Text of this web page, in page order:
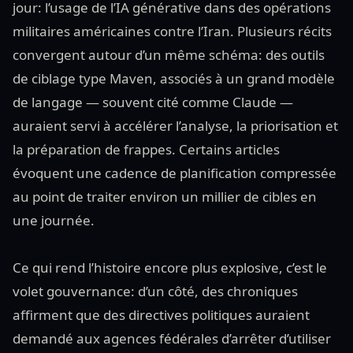
jour: l’usage de l’IA générative dans des opérations
militaires américaines contre l’Iran. Plusieurs récits
convergent autour d’un même schéma: des outils
de ciblage type Maven, associés à un grand modèle
de langage — souvent cité comme Claude —
auraient servi à accélérer l’analyse, la priorisation et
la préparation de frappes. Certains articles
évoquent une cadence de planification compressée
au point de traiter environ un millier de cibles en
une journée.
Ce qui rend l’histoire encore plus explosive, c’est le
volet gouvernance: d’un côté, des chroniques
affirment que des directives politiques auraient
demandé aux agences fédérales d’arrêter d’utiliser